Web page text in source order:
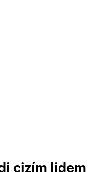
cizím lidem